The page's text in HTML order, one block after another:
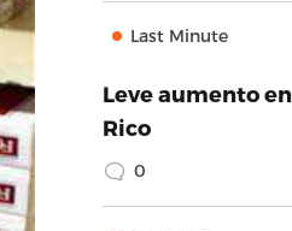
Last Minute
Leve aumento
Rico
0